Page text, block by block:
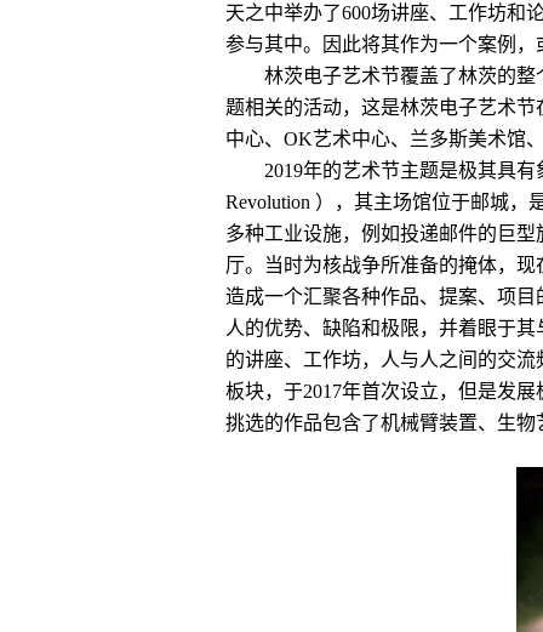
天之中举办了600场讲座、工作坊和
参与其中。因此将其作为一个案例
林茨电子艺术节覆盖了林茨的
题相关的活动，这是林茨电子艺术
中心、OK艺术中心、兰多斯美术馆
2019年的艺术节主题是极其具
Revolution ），其主场馆位于邮城
多种工业设施，例如投递邮件的巨
厅。当时为核战争所准备的掩体，
造成一个汇聚各种作品、提案、项
人的优势、缺陷和极限，并着眼于
的讲座、工作坊，人与人之间的交
板块，于2017年首次设立，但是发
挑选的作品包含了机械臂装置、生